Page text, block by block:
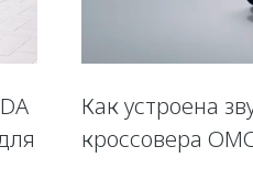
Как устроена
кроссовера